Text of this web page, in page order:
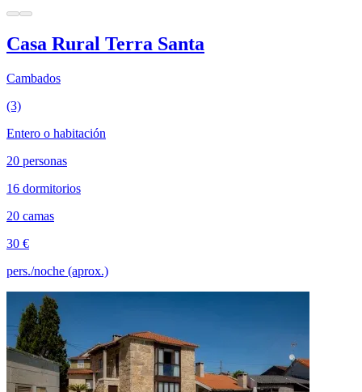
Casa Rural Terra Santa
Cambados
(3)
Entero o habitación
20 personas
16 dormitorios
20 camas
30 €
pers./noche (aprox.)